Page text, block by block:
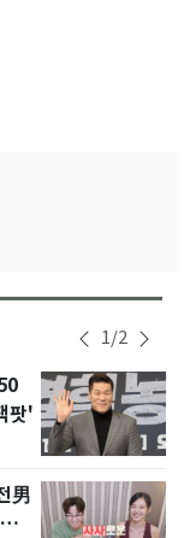
1/2
팟'
男